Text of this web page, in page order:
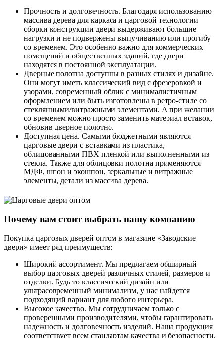
Прочность и долговечность. Благодаря использованию
массива дерева для каркаса и царговой технологии
сборки конструкции двери выдерживают большие
нагрузки и не подвержены выпучиванию или прогибу
со временем. Это особенно важно для коммерческих
помещений и общественных зданий, где двери
находятся в постоянной эксплуатации.
Дверные полотна доступны в разных стилях и дизайне.
Они могут иметь классический вид с фрезеровкой и
узорами, современный облик с минималистичным
оформлением или быть изготовлены в ретро-стиле со
стеклянными/витражными элементами. А при желании
со временем можно просто заменить материал вставок,
обновив дверное полотно.
Доступная цена. Самыми бюджетными являются
царговые двери с вставками из пластика,
облицованными ПВХ пленкой или выполненными из
стекла. Также для облицовки полотна применяются
МДФ, шпон и экошпон, зеркальные и витражные
элементы, детали из массива дерева.
Почему вам стоит выбрать нашу компанию
Покупка царговых дверей оптом в магазине «Заводские
двери» имеет ряд преимуществ:
Широкий ассортимент. Мы предлагаем обширный
выбор царговых дверей различных стилей, размеров и
отделки. Будь то классический дизайн или
ультрасовременный минимализм, у нас найдется
подходящий вариант для любого интерьера.
Высокое качество. Мы сотрудничаем только с
проверенными производителями, чтобы гарантировать
надежность и долговечность изделий. Наша продукция
соответствует всем стандартам качества и безопасности.